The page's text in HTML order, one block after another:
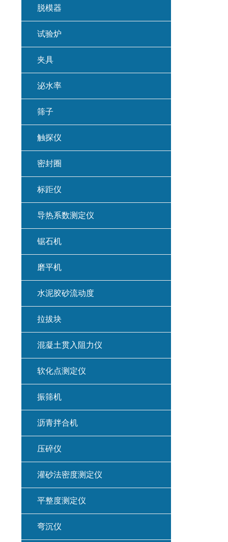
脱模器
试验炉
夹具
泌水率
筛子
触探仪
密封圈
标距仪
导热系数测定仪
锯石机
磨平机
水泥胶砂流动度
拉拔块
混凝土贯入阻力仪
软化点测定仪
振筛机
沥青拌合机
压碎仪
灌砂法密度测定仪
平整度测定仪
弯沉仪